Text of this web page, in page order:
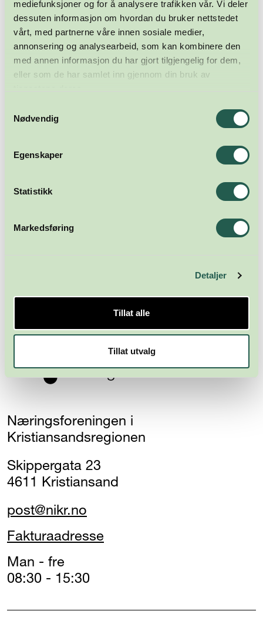
mediefunksjoner og for å analysere trafikken vår. Vi deler
dessuten informasjon om hvordan du bruker nettstedet
vårt, med partnerne våre innen sosiale medier,
annonsering og analysearbeid, som kan kombinere den
med annen informasjon du har gjort tilgjengelig for dem,
eller som de har samlet inn gjennom din bruk av
Nødvendig
Egenskaper
Statistikk
Markedsføring
Detaljer
Tillat alle
Tillat utvalg
Abonner
Næringsforeningen i
Kristiansandsregionen
Skippergata 23
4611 Kristiansand
post@nikr.no
Fakturaadresse
Man - fre
08:30 - 15:30